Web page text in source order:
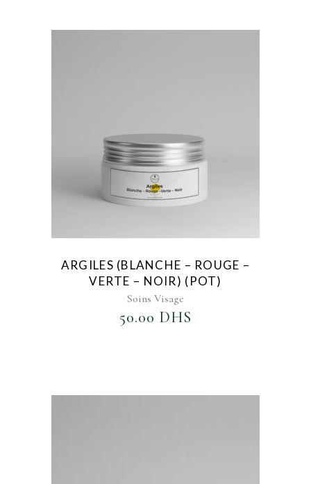
ARGILES (BLANCHE – ROUGE –
VERTE – NOIR) (POT)
Soins Visage
50.00 DHS